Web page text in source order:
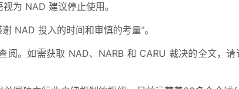
为 NAD 建议停止使用。
NAD 投入的时间和审慎的考量”。
阅。如需获取 NAD、NARB 和 CARU 裁决的全文，请